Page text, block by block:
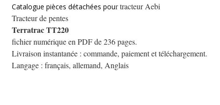
Catalogue pièces détachées pour tracteur Aebi
Tracteur de pentes
Terratrac TT220
fichier numérique en PDF de 236 pages.
Livraison instantanée : commande, paiement et téléchargement.
Langage : français, allemand, Anglais